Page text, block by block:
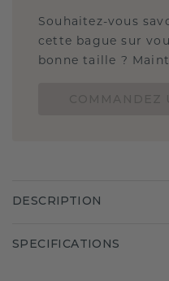
Souhaitez-vous
cette bague sur
bonne taille ?
DESCRIPTION
SPECIFICATIONS